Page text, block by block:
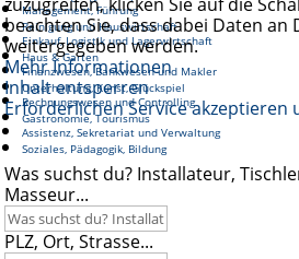
Reinigung und Hauswirtschaft
Haus & Garten
Unterhaltung, Kunst, Glückspiel
Gastronomie, Tourismus
Soziales, Pädagogik, Bildung
Management, Führung
Einkauf, Logistik und Lagerwirtschaft
Finanzwesen, Bankwesen und Makler
Rechnungswesen und Controlling
Assistenz, Sekretariat und Verwaltung
beachten Sie, dass dabei Daten
weitergegeben werden.
Mehr Informationen
Inhalt entsperren
Erforderlichen Service
Was suchst du? Installateur,
Masseur...
PLZ, Ort, Strasse...